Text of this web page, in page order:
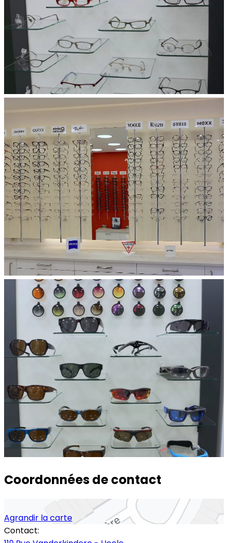
Coordonnées de contact
Agrandir la carte
Contact: